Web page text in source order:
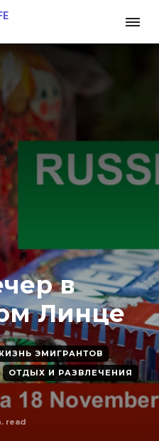
в
Линце
ЭМИГРАНТОВ
ОТДЫХ И РАЗВЛЕЧЕНИЯ
read